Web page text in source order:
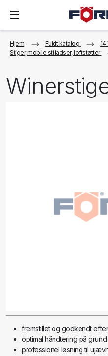
Hjem Fuldt katalog
Stiger, mobile stilladser, loftstøtter
fremstillet og godkendt efter
optimal håndtering på
professionel løsning til